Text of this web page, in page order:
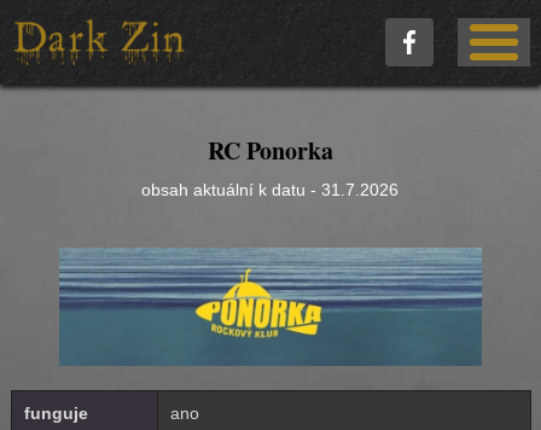
RC Ponorka
obsah aktuální k datu - 31.7.2026
funguje ano